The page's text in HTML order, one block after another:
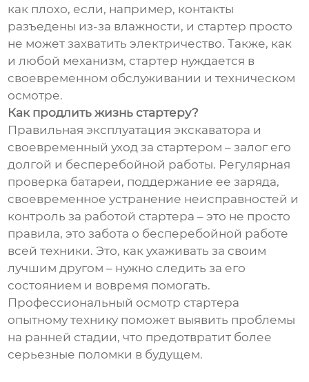
как плохо, если, например, контакты
разъедены из-за влажности, и стартер просто
не может захватить электричество. Также, как
и любой механизм, стартер нуждается в
своевременном обслуживании и техническом
осмотре.
Как продлить жизнь стартеру?
Правильная эксплуатация экскаватора и
своевременный уход за стартером – залог его
долгой и бесперебойной работы. Регулярная
проверка батареи, поддержание ее заряда,
своевременное устранение неисправностей и
контроль за работой стартера – это не просто
правила, это забота о бесперебойной работе
всей техники. Это, как ухаживать за своим
лучшим другом – нужно следить за его
состоянием и вовремя помогать.
Профессиональный осмотр стартера
опытному технику поможет выявить проблемы
на ранней стадии, что предотвратит более
серьезные поломки в будущем.